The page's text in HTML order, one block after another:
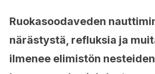
Ruokasoodaveden
närästystä, refluksia ja
ilmenee elimistön